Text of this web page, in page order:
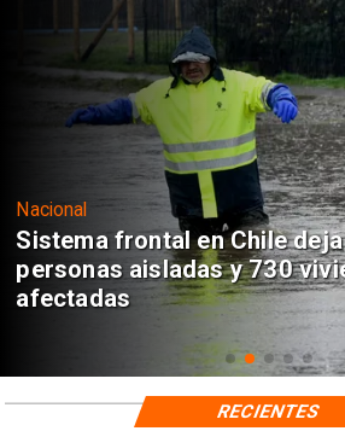
Nacional
Sistema frontal en Chile
personas aisladas y 730
afectadas
RECIENTES